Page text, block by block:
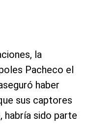
la
Pacheco el
haber
sus captores
habría sido parte